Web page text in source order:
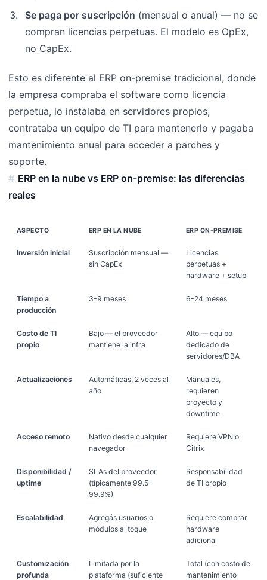
Se paga por suscripción (mensual o anual) — no se
compran licencias perpetuas. El modelo es OpEx,
no CapEx.
Esto es diferente al ERP on-premise tradicional, donde
la empresa compraba el software como licencia
perpetua, lo instalaba en servidores propios,
contrataba un equipo de TI para mantenerlo y pagaba
mantenimiento anual para acceder a parches y
soporte.
ERP en la nube vs ERP on-premise: las diferencias
reales
ASPECTO ERP EN LA NUBE ERP ON-PREMISE
Inversión inicial
Suscripción mensual —
sin CapEx
Licencias
perpetuas +
hardware + setup
Tiempo a
producción
3-9 meses 6-24 meses
Costo de TI
propio
Bajo — el proveedor
mantiene la infra
Alto — equipo
dedicado de
servidores/DBA
Actualizaciones
Automáticas, 2 veces al
año
Manuales,
requieren
proyecto y
downtime
Acceso remoto
Nativo desde cualquier
navegador
Requiere VPN o
Citrix
Disponibilidad /
uptime
SLAs del proveedor
(típicamente 99.5-
99.9%)
Responsabilidad
de TI propio
Escalabilidad
Agregás usuarios o
módulos al toque
Requiere comprar
hardware
adicional
Customización
profunda
Limitada por la
plataforma (suficiente
Total (con costo de
mantenimiento